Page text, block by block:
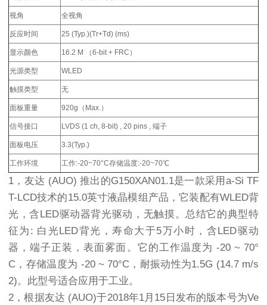
视角 全视角
反应时间 25 (Typ.)(Tr+Td) (ms)
显示颜色 16.2 M （6-bit + FRC）
光源类型 WLED
触摸类型 无
面板重量 920g（Max.）
信号接口 LVDS (1 ch, 8-bit) , 20 pins , 端子
面板电压 3.3(Typ.)
工作环境 工作:-20~70°C存储温度:-20~70℃
1，友达 (AUO) 推出的G150XAN01.1是一款采用a-Si TF
T-LCD技术的15.0英寸液晶模组产品，它装配有WLED背
光，含LED驱动器背光驱动，无触摸。总结它的典型特
征为: 白光LED背光，寿命大于5万小时，含LED驱动
器，端子正装，表面雾面。它的工作温度为 -20 ~ 70°
C，存储温度为 -20 ~ 70°C，耐振动性为1.5G (14.7 m/s
2)。此型号适合应用于工业。
2，根据友达 (AUO)于2018年1月15日发布的版本号为Ve